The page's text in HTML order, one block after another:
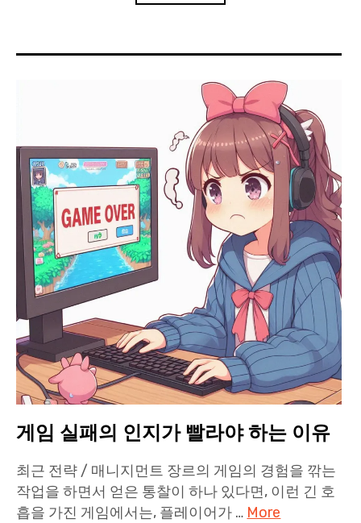
GOTYS
Blender Training
English
게임 실패의 인지가 빨라야 하는 이유
최근 전략 / 매니지먼트 장르의 게임의 경험을 깎는
작업을 하면서 얻은 통찰이 하나 있다면, 이런 긴 호
흡을 가진 게임에서는, 플레이어가 … More